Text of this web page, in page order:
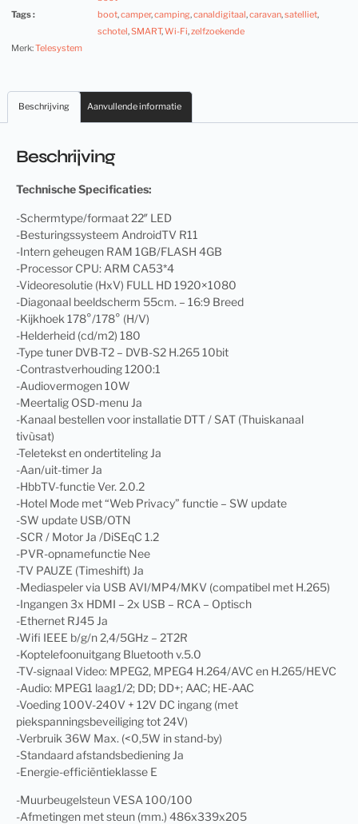
Tags :
boot,camper,camping,canaldigitaal,caravan,satelliet,
schotel,SMART,Wi-Fi,zelfzoekende
Merk:Telesystem
Beschrijving Aanvullende informatie
Beschrijving
Technische Specificaties:
-Schermtype/formaat 22″ LED
-Besturingssysteem AndroidTV R11
-Intern geheugen RAM 1GB/FLASH 4GB
-Processor CPU: ARM CA53*4
-Videoresolutie (HxV) FULL HD 1920×1080
-Diagonaal beeldscherm 55cm. – 16:9 Breed
-Kijkhoek 178°/178° (H/V)
-Helderheid (cd/m2) 180
-Type tuner DVB-T2 – DVB-S2 H.265 10bit
-Contrastverhouding 1200:1
-Audiovermogen 10W
-Meertalig OSD-menu Ja
-Kanaal bestellen voor installatie DTT / SAT (Thuiskanaal
tivùsat)
-Teletekst en ondertiteling Ja
-Aan/uit-timer Ja
-HbbTV-functie Ver. 2.0.2
-Hotel Mode met “Web Privacy” functie – SW update
-SW update USB/OTN
-SCR / Motor Ja /DiSEqC 1.2
-PVR-opnamefunctie Nee
-TV PAUZE (Timeshift) Ja
-Mediaspeler via USB AVI/MP4/MKV (compatibel met H.265)
-Ingangen 3x HDMI – 2x USB – RCA – Optisch
-Ethernet RJ45 Ja
-Wifi IEEE b/g/n 2,4/5GHz – 2T2R
-Koptelefoonuitgang Bluetooth v.5.0
-TV-signaal Video: MPEG2, MPEG4 H.264/AVC en H.265/HEVC
-Audio: MPEG1 laag1/2; DD; DD+; AAC; HE-AAC
-Voeding 100V-240V + 12V DC ingang (met
piekspanningsbeveiliging tot 24V)
-Verbruik 36W Max. (<0,5W in stand-by)
-Standaard afstandsbediening Ja
-Energie-efficiëntieklasse E
-Muurbeugelsteun VESA 100/100
-Afmetingen met steun (mm.) 486x339x205